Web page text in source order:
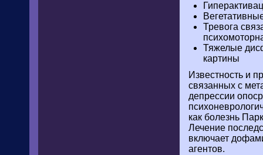
Тревога
Тяжелые
картины
Известность и
связанных с
депрессии
как болезнь
Лечение
включает
агентов.